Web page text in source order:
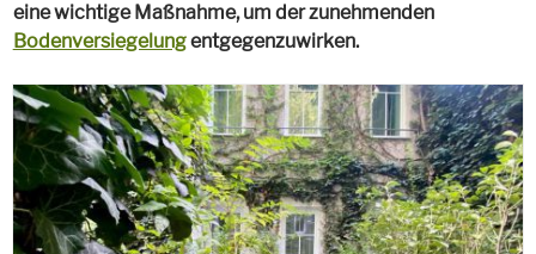
eine wichtige Maßnahme, um der zunehmenden
Bodenversiegelungentgegenzuwirken.